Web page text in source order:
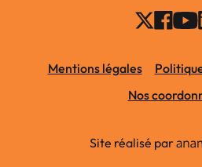
Mentions légales
Nos
Site réalisé par